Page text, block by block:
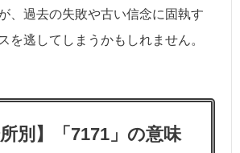
、過去の失敗や古い信念に固執す
を逃してしまうかもしれません。
所別】「7171」の意味